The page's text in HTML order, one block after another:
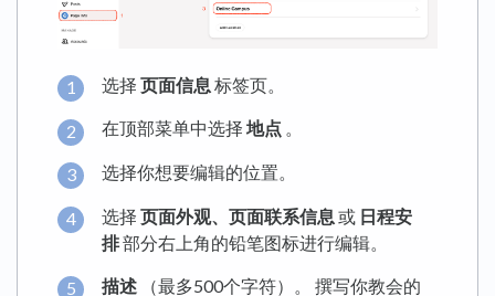
选择 页面信息 标签页。
在顶部菜单中选择 地点 。
选择你想要编辑的位置。
选择 页面外观、页面联系信息 或 日程安
排部分右上角的铅笔图标进行编辑。
描述 （最多500个字符）。 撰写你教会的